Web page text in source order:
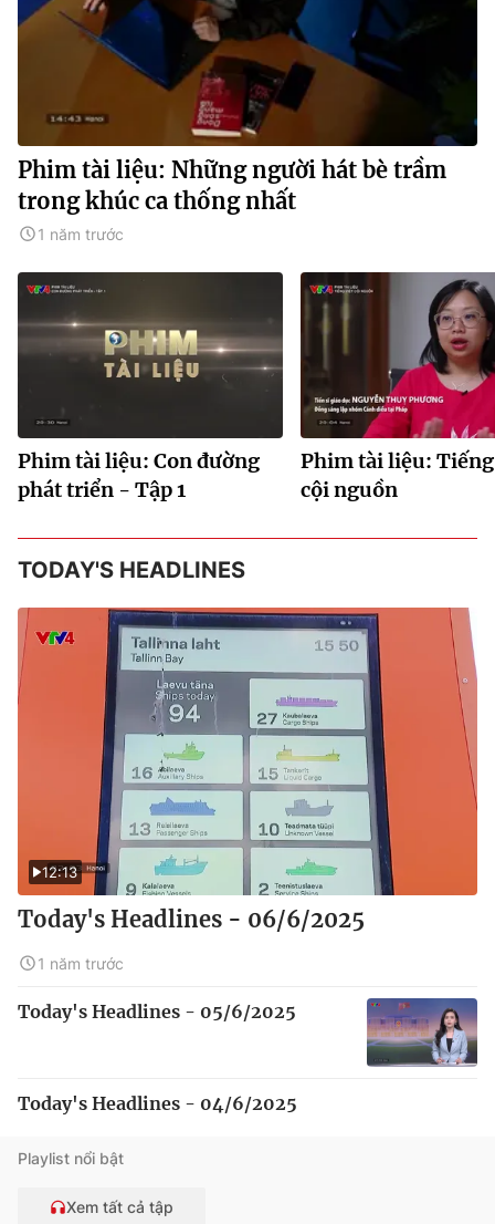
Phim tài liệu: Những người hát bè trầm
trong khúc ca thống nhất
1 năm trước
Phim tài liệu: Con đường
phát triển - Tập 1
Phim tài liệu:
cội nguồn
TODAY'S HEADLINES
12:13
Today's Headlines - 06/6/2025
1 năm trước
Today's Headlines - 05/6/2025
Today's Headlines - 04/6/2025
Playlist nổi bật
Xem tất cả tập